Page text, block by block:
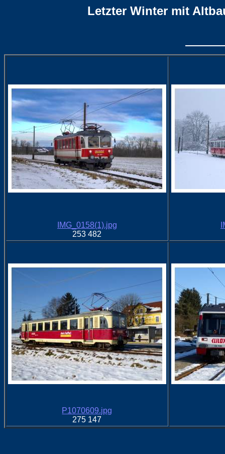
Letzter Winter mit
IMG_0158(1).jpg
253 482
P1070609.jpg
275 147